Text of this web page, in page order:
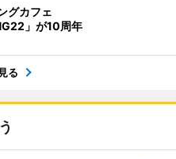
グカフェ
」が10周年
る